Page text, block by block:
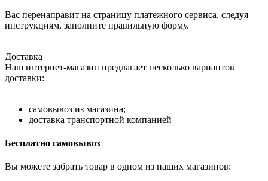
Вас перенаправит на страницу платежного сервиса, следуя
инструкциям, заполните правильную форму.
Доставка
Наш интернет-магазин предлагает несколько вариантов
доставки:
самовывоз из магазина;
доставка транспортной компанией
Бесплатно самовывоз
Вы можете забрать товар в одном из наших магазинов: